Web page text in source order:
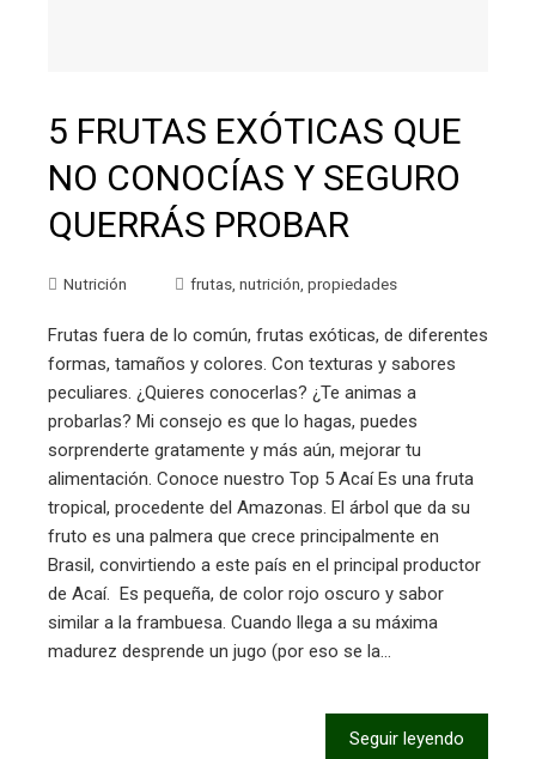
5 FRUTAS EXÓTICAS QUE
NO CONOCÍAS Y SEGURO
QUERRÁS PROBAR
Nutrición frutas nutrición propiedades
Frutas fuera de lo común, frutas exóticas, de diferentes
formas, tamaños y colores. Con texturas y sabores
peculiares. ¿Quieres conocerlas? ¿Te animas a
probarlas? Mi consejo es que lo hagas, puedes
sorprenderte gratamente y más aún, mejorar tu
alimentación. Conoce nuestro Top 5 Acaí Es una fruta
tropical, procedente del Amazonas. El árbol que da su
fruto es una palmera que crece principalmente en
Brasil, convirtiendo a este país en el principal productor
de Acaí. Es pequeña, de color rojo oscuro y sabor
similar a la frambuesa. Cuando llega a su máxima
madurez desprende un jugo (por eso se la…
Seguir leyendo